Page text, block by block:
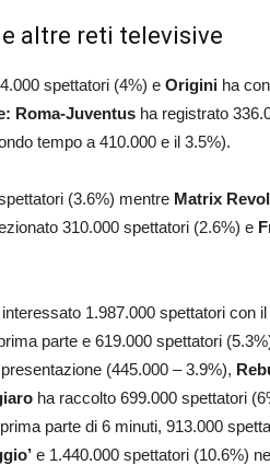
altre reti televisive
spettatori (4%) e Origini ha
Roma-Juventus ha registrato
tempo a 410.000 e il 3.5%).
(3.6%) mentre Matrix
310.000 spettatori (2.6%) e
1.987.000 spettatori con il
parte e 619.000 spettatori
(445.000 – 3.9%),
ha raccolto 699.000 spettatori
parte di 6 minuti, 913.000
e 1.440.000 spettatori (10.6%)